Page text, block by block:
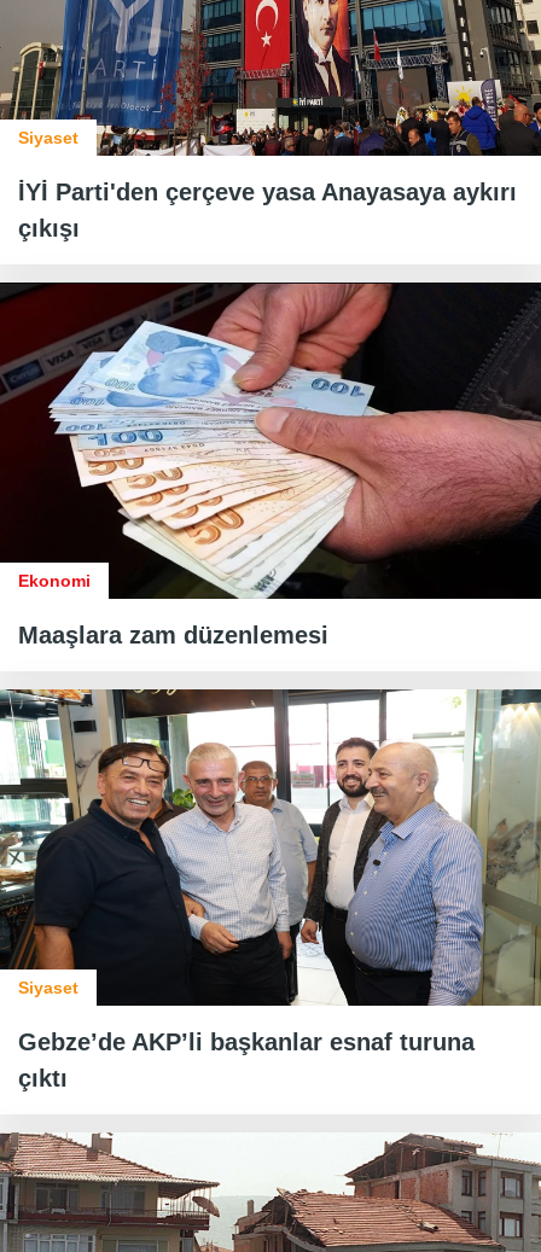
Siyaset
İYİ Parti'den çerçeve yasa Anayasaya aykırı
çıkışı
Ekonomi
Maaşlara zam düzenlemesi
Siyaset
Gebze’de AKP’li başkanlar esnaf turuna
çıktı